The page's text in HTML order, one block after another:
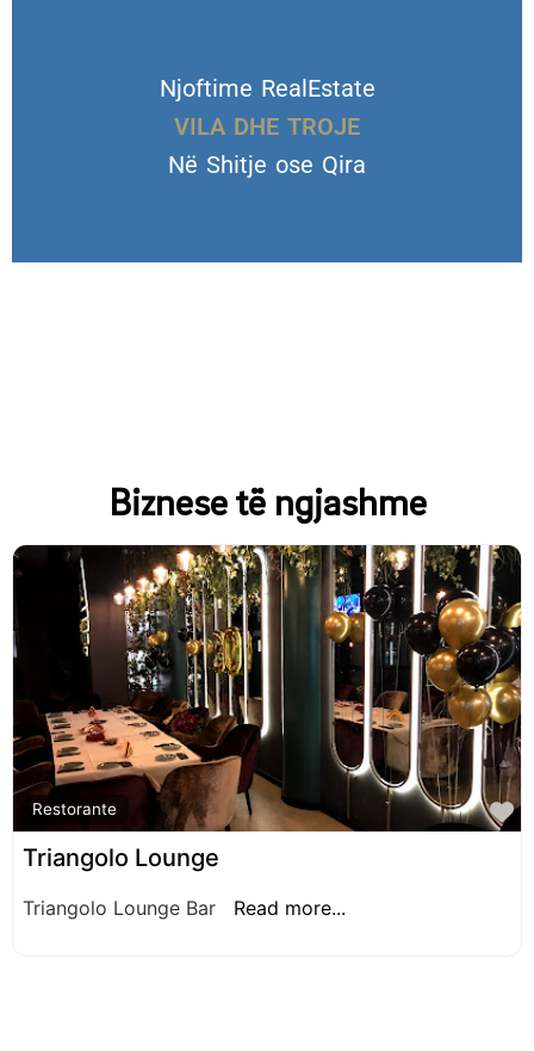
Njoftime RealEstate
VILA DHE TROJE
Në Shitje ose Qira
Biznese të ngjashme
Restorante
Triangolo Lounge
Triangolo Lounge Bar Read more...